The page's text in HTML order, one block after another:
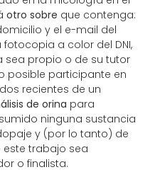
otro sobre que contenga:
y el e-mail del
a color del DNI,
sea propio o de su tutor
posible participante en
recientes de un
de orina para
ninguna sustancia
y (por lo tanto) de
este trabajo sea
o finalista.